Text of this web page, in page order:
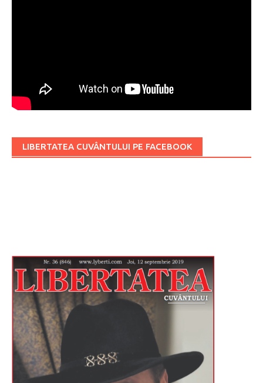
LIBERTATEA CUVÂNTULUI PE FACEBOOK